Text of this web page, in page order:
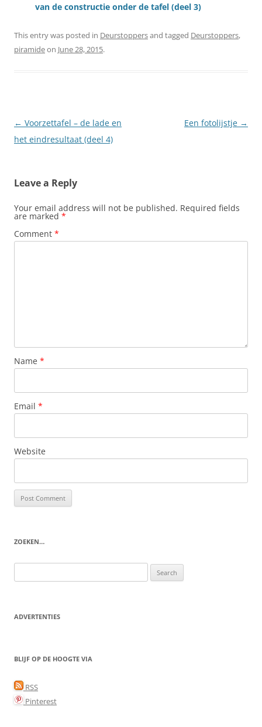
van de constructie onder de tafel (deel 3)
This entry was posted in Deurstoppersand tagged Deurstoppers,
piramideon June 28, 2015.
Post
navigation
← Voorzettafel – de lade en
het eindresultaat (deel 4)
Een fotolijstje →
Leave a Reply
Your email address will not be published. Required fields
are marked *
Comment *
Name *
Email *
Website
ZOEKEN…
for:
ADVERTENTIES
BLIJF OP DE HOOGTE VIA
RSS
Pinterest